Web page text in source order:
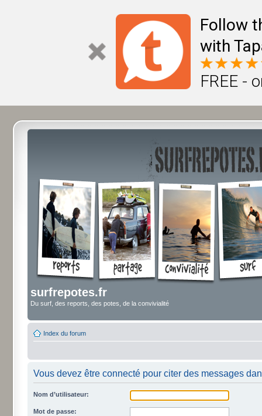
Follow
with
FREE -
surfrepotes.fr
Du surf, des reports, des potes, de la convivialité
Index du forum
Vous devez être connecté pour citer des messages
Nom d’utilisateur:
Mot de passe: